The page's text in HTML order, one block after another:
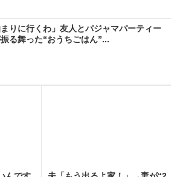
まりに行くわ」友人とパジャマパーティー
る舞った“おうちごはん”...